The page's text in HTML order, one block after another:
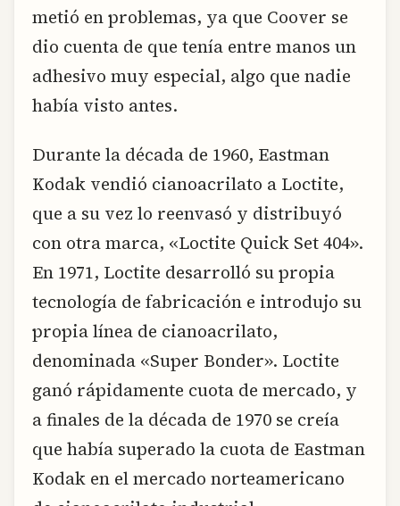
metió en problemas, ya que Coover se
dio cuenta de que tenía entre manos un
adhesivo muy especial, algo que nadie
había visto antes.
Durante la década de 1960, Eastman
Kodak vendió cianoacrilato a Loctite,
que a su vez lo reenvasó y distribuyó
con otra marca, «Loctite Quick Set 404».
En 1971, Loctite desarrolló su propia
tecnología de fabricación e introdujo su
propia línea de cianoacrilato,
denominada «Super Bonder». Loctite
ganó rápidamente cuota de mercado, y
a finales de la década de 1970 se creía
que había superado la cuota de Eastman
Kodak en el mercado norteamericano